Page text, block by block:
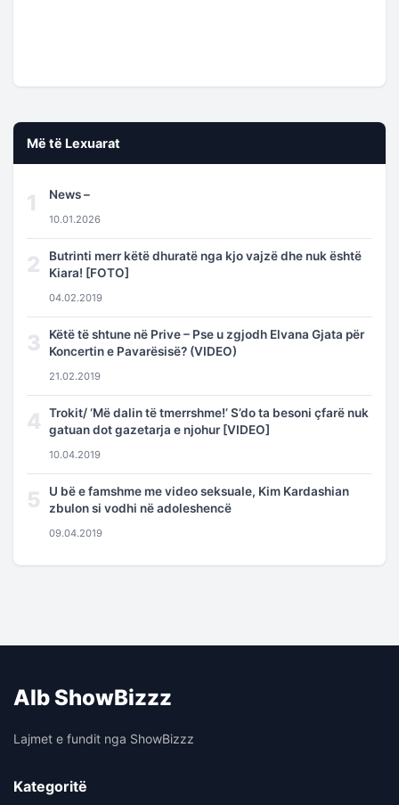
Më të Lexuarat
1 News –
10.01.2026
2
Butrinti merr këtë dhuratë nga kjo vajzë dhe nuk është
Kiara! [FOTO]
04.02.2019
3
Këtë të shtune në Prive – Pse u zgjodh Elvana Gjata për
Koncertin e Pavarësisë? (VIDEO)
21.02.2019
4
Trokit/ ‘Më dalin të tmerrshme!’ S’do ta besoni çfarë nuk
gatuan dot gazetarja e njohur [VIDEO]
10.04.2019
5
U bë e famshme me video seksuale, Kim Kardashian
zbulon si vodhi në adoleshencë
09.04.2019
Alb ShowBizzz
Lajmet e fundit nga ShowBizzz
Kategoritë